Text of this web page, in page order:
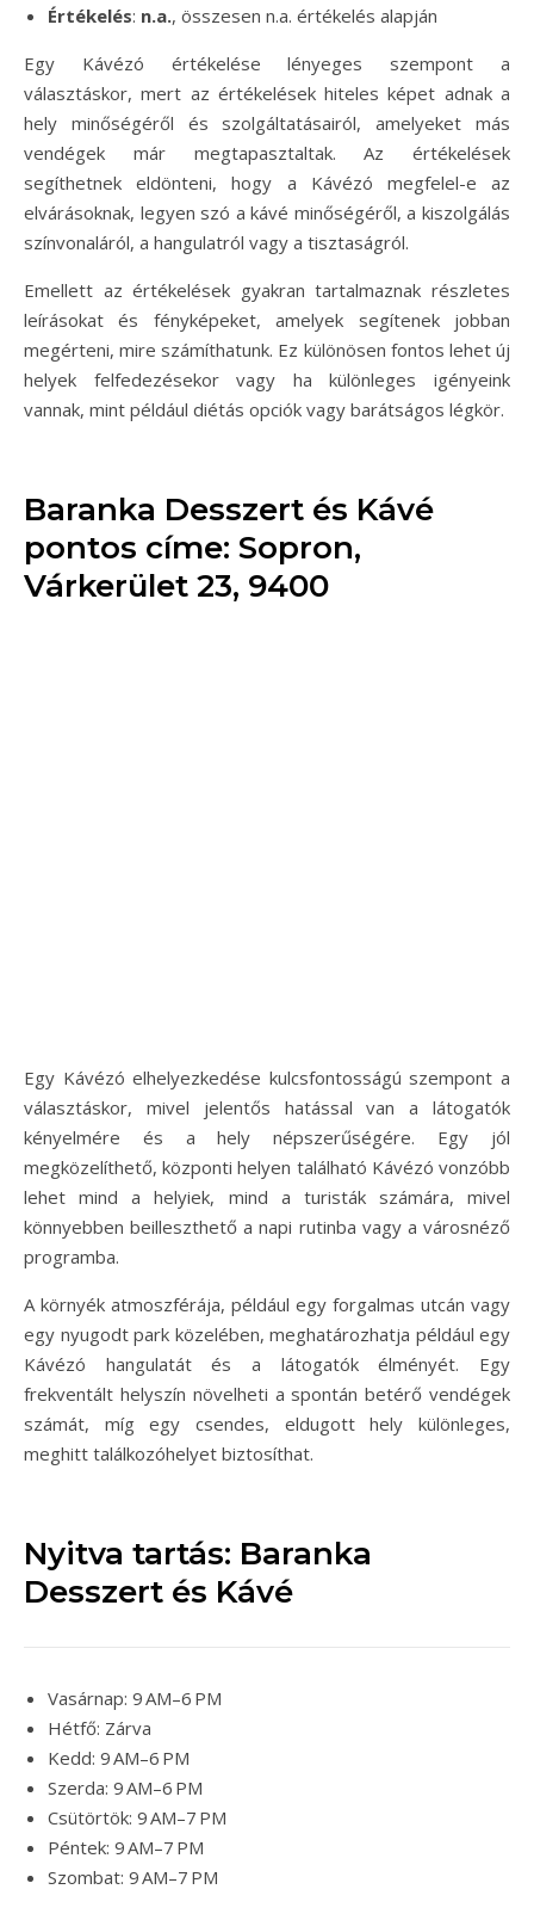
Értékelés: n.a., összesen n.a. értékelés alapján
Egy Kávézó értékelése lényeges szempont a
választáskor, mert az értékelések hiteles képet adnak a
hely minőségéről és szolgáltatásairól, amelyeket más
vendégek már megtapasztaltak. Az értékelések
segíthetnek eldönteni, hogy a Kávézó megfelel-e az
elvárásoknak, legyen szó a kávé minőségéről, a kiszolgálás
színvonaláról, a hangulatról vagy a tisztaságról.
Emellett az értékelések gyakran tartalmaznak részletes
leírásokat és fényképeket, amelyek segítenek jobban
megérteni, mire számíthatunk. Ez különösen fontos lehet új
helyek felfedezésekor vagy ha különleges igényeink
vannak, mint például diétás opciók vagy barátságos légkör.
Baranka Desszert és Kávé
pontos címe: Sopron,
Várkerület 23, 9400
Egy Kávézó elhelyezkedése kulcsfontosságú szempont a
választáskor, mivel jelentős hatással van a látogatók
kényelmére és a hely népszerűségére. Egy jól
megközelíthető, központi helyen található Kávézó vonzóbb
lehet mind a helyiek, mind a turisták számára, mivel
könnyebben beilleszthető a napi rutinba vagy a városnéző
programba.
A környék atmoszférája, például egy forgalmas utcán vagy
egy nyugodt park közelében, meghatározhatja például egy
Kávézó hangulatát és a látogatók élményét. Egy
frekventált helyszín növelheti a spontán betérő vendégek
számát, míg egy csendes, eldugott hely különleges,
meghitt találkozóhelyet biztosíthat.
Nyitva tartás: Baranka
Desszert és Kávé
Vasárnap: 9 AM–6 PM
Hétfő: Zárva
Kedd: 9 AM–6 PM
Szerda: 9 AM–6 PM
Csütörtök: 9 AM–7 PM
Péntek: 9 AM–7 PM
Szombat: 9 AM–7 PM